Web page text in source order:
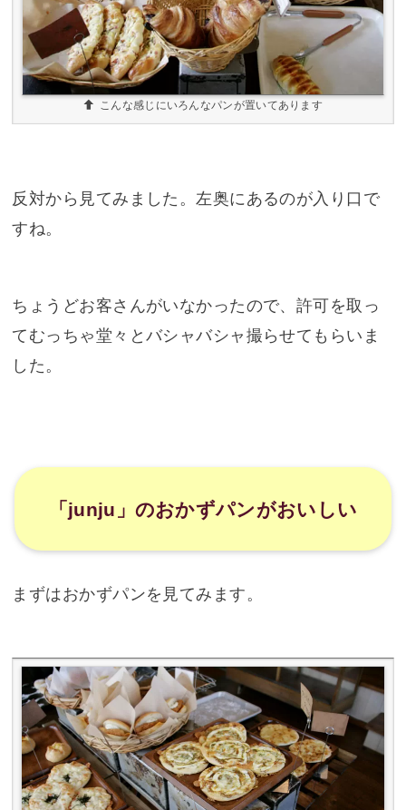
こんな感じにいろんなパンが置いてあります
反対から見てみました。左奥にあるのが入り口で
すね。
ちょうどお客さんがいなかったので、許可を取っ
てむっちゃ堂々とバシャバシャ撮らせてもらいま
した。
「junju」のおかずパンがおいしい
まずはおかずパンを見てみます。